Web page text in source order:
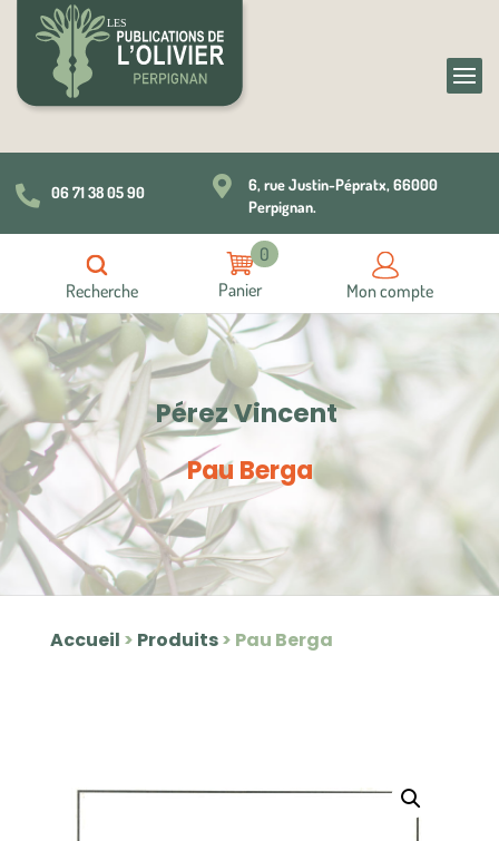
 06 71 38 05 90 
6, rue Justin-Pépratx, 66000
Perpignan.
Recherche
0
Mon compte
Pérez Vincent
Pau Berga
Accueil > Produits> Pau Berga